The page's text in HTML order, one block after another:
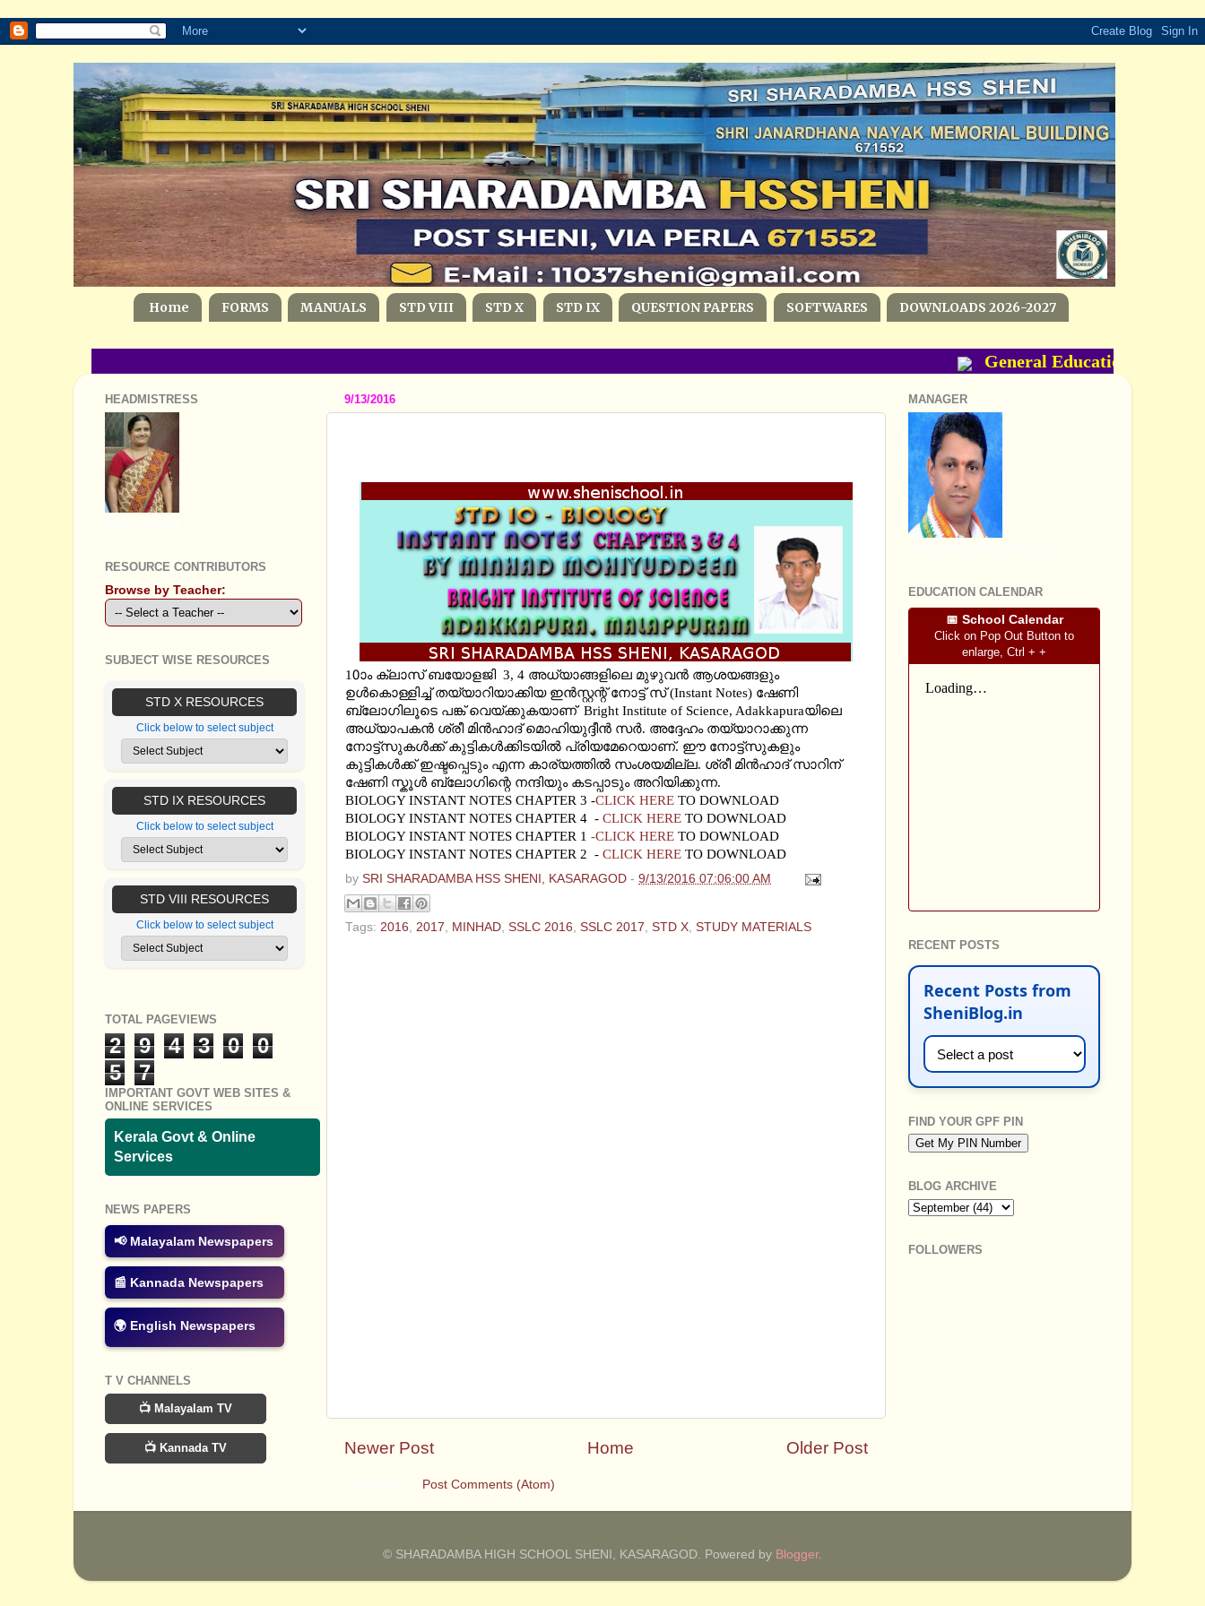
Home FORMS MANUALS STD VIII STD X STD IX QUESTION PAPERS SOFTWARES DOWNLOADS 2026-2027
General Education
9/13/2016
10ാം ക്ലാസ് ബയോളജി 3, 4 അധ്യാങ്ങളിലെ മുഴുവന്‍ ആശയങ്ങളും
ഉള്‍കൊള്ളിച്ച് തയ്യാറിയാക്കിയ ഇന്‍സ്റ്റന്റ് നോട്ട് സ് (Instant Notes) ഷേണി
ബ്ലോഗിലൂടെ പങ്ക് വെയ്ക്കുകയാണ് Bright Institute of Science, Adakkapuraയിലെ
അധ്യാപകന്‍ ശ്രീ മിന്‍ഹാദ് മൊഹിയുദ്ദീന്‍ സര്‍. അദ്ദേഹം തയ്യാറാക്കുന്ന
നോട്ട്സുകള്‍ക്ക് കുട്ടികള്‍ക്കിടയില്‍ പ്രിയമേറെയാണ്. ഈ നോട്ട്സുകളും
കുട്ടികള്‍ക്ക് ഇഷ്ടപ്പെടും എന്ന കാര്യത്തില്‍ സംശയമില്ല. ശ്രീ മിന്‍ഹാദ് സാറിന്
ഷേണി സ്കൂള്‍ ബ്ലോഗിന്റെ നന്ദിയും കടപ്പാടും അറിയിക്കുന്ന.
BIOLOGY INSTANT NOTES CHAPTER 3 -CLICK HERE TO DOWNLOAD
BIOLOGY INSTANT NOTES CHAPTER 4 - CLICK HERE TO DOWNLOAD
BIOLOGY INSTANT NOTES CHAPTER 1 -CLICK HERE TO DOWNLOAD
BIOLOGY INSTANT NOTES CHAPTER 2 - CLICK HERE TO DOWNLOAD
by SRI SHARADAMBA HSS SHENI, KASARAGOD - 9/13/2016 07:06:00 AM
Tags: 2016 2017 MINHAD SSLC 2016 SSLC 2017 STD X STUDY MATERIALS
Newer Post Older Post
Home
Post Comments (Atom)
HEADMISTRESS
RESOURCE CONTRIBUTORS
Browse by Teacher:
SUBJECT WISE RESOURCES
STD X RESOURCES
Click below to select subject
STD IX RESOURCES
Click below to select subject
STD VIII RESOURCES
Click below to select subject
TOTAL PAGEVIEWS
2 9 4 3 0
0
5
7
IMPORTANT GOVT WEB SITES &
ONLINE SERVICES
Kerala Govt & Online
Services
NEWS PAPERS
📢 Malayalam Newspapers
📰 Kannada Newspapers
🌍 English Newspapers
T V CHANNELS
📺 Malayalam TV
📺 Kannada TV
MANAGER
EDUCATION CALENDAR
📅 School Calendar
Click on Pop Out Button to
enlarge, Ctrl + +
RECENT POSTS
Recent Posts from
SheniBlog.in
FIND YOUR GPF PIN
BLOG ARCHIVE
FOLLOWERS
© SHARADAMBA HIGH SCHOOL SHENI, KASARAGOD. Powered by Blogger.